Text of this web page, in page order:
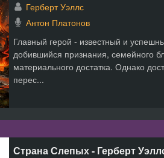
Герберт Уэллс
Антон Платонов
Главный герой - известный и
добившийся признания, семейного
материального достатка. Однако
перес...
Страна Слепых - Герберт